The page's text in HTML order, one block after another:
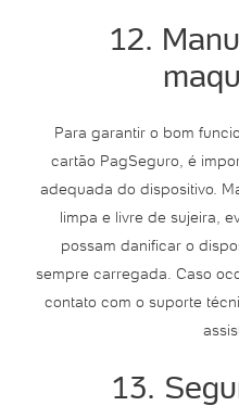
12.
Para garantir o bom
cartão PagSeguro, é
adequada do dispositivo.
limpa e livre de sujeira,
possam danificar o
sempre carregada. Caso
contato com o suporte
13.